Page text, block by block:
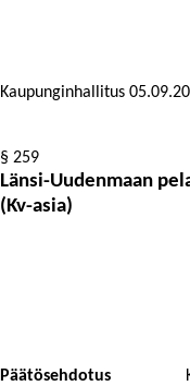
Kaupunginhallitus
§ 259
Länsi-Uudenmaan
(Kv-asia)
Päätösehdotus